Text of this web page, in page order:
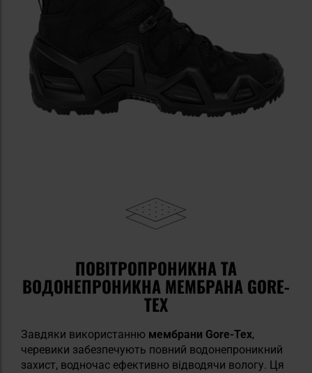
ПОВІТРОПРОНИКНА ТА
ВОДОНЕПРОНИКНА МЕМБРАНА GORE-
TEX
Завдяки використанню мембрани Gore-Tex,
черевики забезпечують повний водонепроникний
захист, водночас ефективно відводячи вологу. Ця